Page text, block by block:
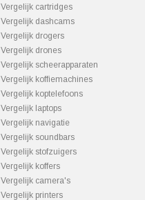
Vergelijk cartridges
Vergelijk dashcams
Vergelijk drogers
Vergelijk drones
Vergelijk scheerapparaten
Vergelijk koffiemachines
Vergelijk koptelefoons
Vergelijk laptops
Vergelijk navigatie
Vergelijk soundbars
Vergelijk stofzuigers
Vergelijk koffers
Vergelijk camera's
Vergelijk printers